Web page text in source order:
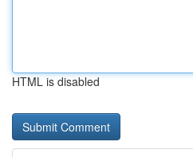
HTML is disabled